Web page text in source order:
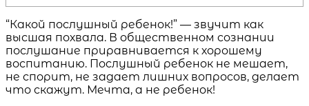
“Какой послушный ребенок!” — звучит как
высшая похвала. В общественном сознании
послушание приравнивается к хорошему
воспитанию. Послушный ребенок не мешает,
не спорит, не задает лишних вопросов, делает
что скажут. Мечта, а не ребенок!